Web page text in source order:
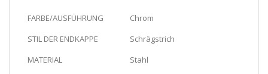
FARBE/AUSFÜHRUNG
Chrom
STIL DER ENDKAPPE
Schrägstrich
MATERIAL
Stahl